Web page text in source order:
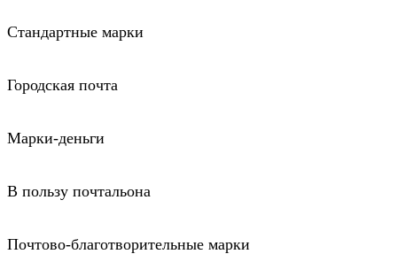
Стандартные марки
Городская почта
Марки-деньги
В пользу почтальона
Почтово-благотворительные марки